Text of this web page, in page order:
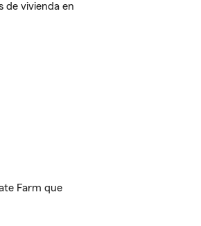
de vivienda en
Farm que